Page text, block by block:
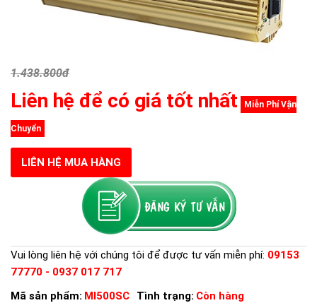
1.438.800đ
Liên hệ để có giá tốt nhất Miễn Phí Vận
Chuyển
LIÊN HỆ MUA HÀNG
Vui lòng liên hệ với chúng tôi để được tư vấn miễn phí: 09153
77770 - 0937 017 717
Mã sản phẩm: MI500SC Tình trạng: Còn hàng